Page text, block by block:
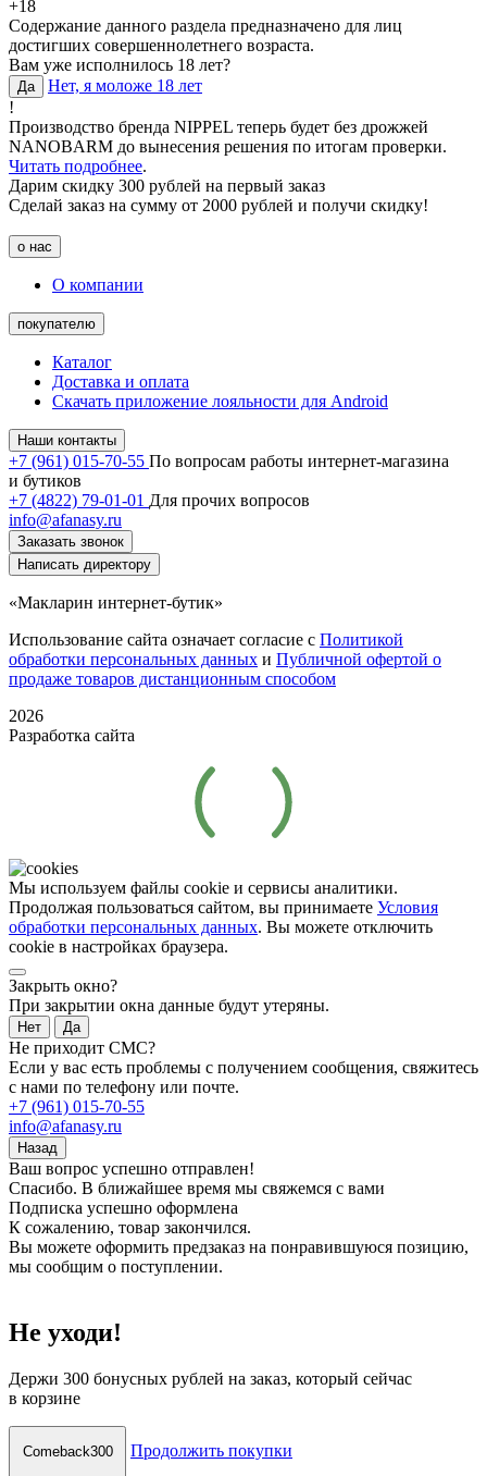
+18
Содержание данного раздела предназначено для лиц
достигших совершеннолетнего возраста.
Вам уже исполнилось 18 лет?
Да
Нет, я моложе 18 лет
!
Производство бренда NIPPEL теперь будет без дрожжей
NANOBARM до вынесения решения по итогам проверки.
Читать подробнее.
Дарим скидку 300 рублей на первый заказ
Сделай заказ на сумму от 2000 рублей и получи скидку!
о нас
О компании
покупателю
Каталог
Доставка и оплата
Скачать приложение лояльности для Android
Наши контакты
+7 (961) 015-70-55 По вопросам работы интернет-магазина
и бутиков
+7 (4822) 79-01-01 Для прочих вопросов
info@afanasy.ru
Заказать звонок
Написать директору
«Макларин интернет-бутик»
Использование сайта означает согласие с Политикой
обработки персональных данных и Публичной офертой о
продаже товаров дистанционным способом
2026
Разработка сайта
Мы используем файлы cookie и сервисы аналитики.
Продолжая пользоваться сайтом, вы принимаете Условия
обработки персональных данных. Вы можете отключить
cookie в настройках браузера.
Закрыть окно?
При закрытии окна данные будут утеряны.
Нет Да
Не приходит СМС?
Если у вас есть проблемы с получением сообщения, свяжитесь
с нами по телефону или почте.
+7 (961) 015-70-55
info@afanasy.ru
Назад
Ваш вопрос успешно отправлен!
Спасибо. В ближайшее время мы свяжемся с вами
Подписка успешно оформлена
К сожалению, товар закончился.
Вы можете оформить предзаказ на понравившуюся позицию,
мы сообщим о поступлении.
Не уходи!
Держи 300 бонусных рублей на заказ, который сейчас
в корзине
Comeback300
Продолжить покупки